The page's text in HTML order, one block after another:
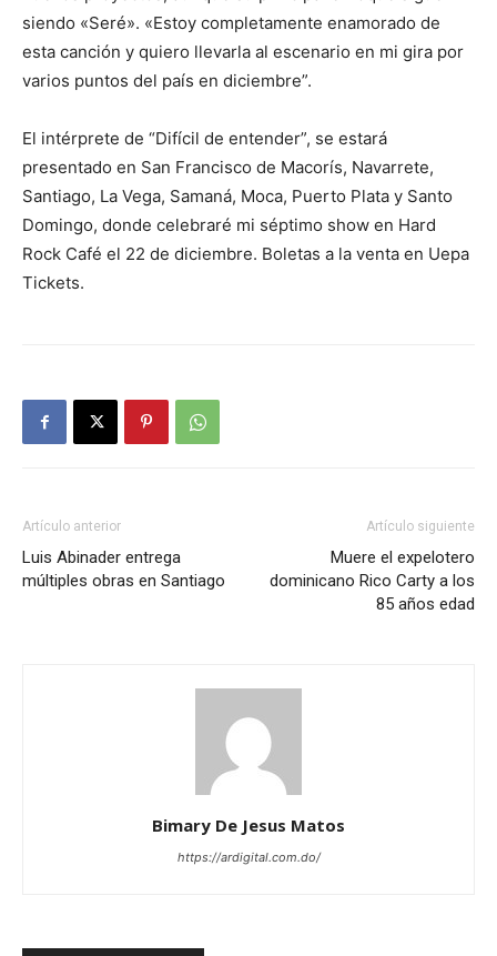
siendo «Seré». «Estoy completamente enamorado de
esta canción y quiero llevarla al escenario en mi gira por
varios puntos del país en diciembre”.
El intérprete de “Difícil de entender”, se estará
presentado en San Francisco de Macorís, Navarrete,
Santiago, La Vega, Samaná, Moca, Puerto Plata y Santo
Domingo, donde celebraré mi séptimo show en Hard
Rock Café el 22 de diciembre. Boletas a la venta en Uepa
Tickets.
Artículo anterior
Luis Abinader entrega
múltiples obras en Santiago
Artículo siguiente
Muere el expelotero
dominicano Rico Carty a los
85 años edad
Bimary De Jesus Matos
https://ardigital.com.do/